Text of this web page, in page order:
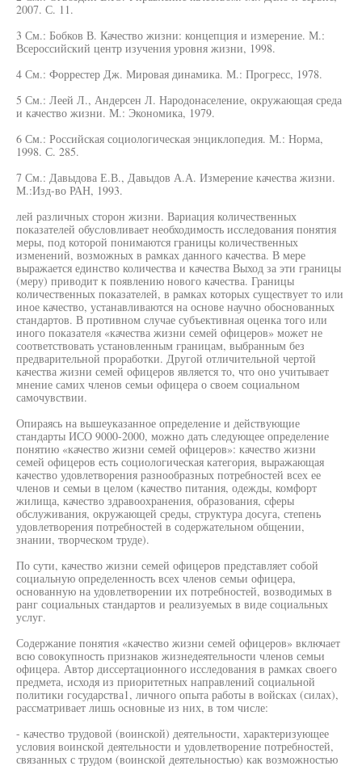
2007. С. 11.
3 См.: Бобков В. Качество жизни: концепция и измерение. М.:
Всероссийский центр изучения уровня жизни, 1998.
4 См.: Форрестер Дж. Мировая динамика. М.: Прогресс, 1978.
5 См.: Леей Л., Андерсен Л. Народонаселение, окружающая среда
и качество жизни. М.: Экономика, 1979.
6 См.: Российская социологическая энциклопедия. М.: Норма,
1998. С. 285.
7 См.: Давыдова Е.В., Давыдов А.А. Измерение качества жизни.
М.:Изд-во РАН, 1993.
лей различных сторон жизни. Вариация количественных
показателей обусловливает необходимость исследования понятия
меры, под которой понимаются границы количественных
изменений, возможных в рамках данного качества. В мере
выражается единство количества и качества Выход за эти границы
(меру) приводит к появлению нового качества. Границы
количественных показателей, в рамках которых существует то или
иное качество, устанавливаются на основе научно обоснованных
стандартов. В противном случае субъективная оценка того или
иного показателя «качества жизни семей офицеров» может не
соответствовать установленным границам, выбранным без
предварительной проработки. Другой отличительной чертой
качества жизни семей офицеров является то, что оно учитывает
мнение самих членов семьи офицера о своем социальном
самочувствии.
Опираясь на вышеуказанное определение и действующие
стандарты ИСО 9000-2000, можно дать следующее определение
понятию «качество жизни семей офицеров»: качество жизни
семей офицеров есть социологическая категория, выражающая
качество удовлетворения разнообразных потребностей всех ее
членов и семьи в целом (качество питания, одежды, комфорт
жилища, качество здравоохранения, образования, сферы
обслуживания, окружающей среды, структура досуга, степень
удовлетворения потребностей в содержательном общении,
знании, творческом труде).
По сути, качество жизни семей офицеров представляет собой
социальную определенность всех членов семьи офицера,
основанную на удовлетворении их потребностей, возводимых в
ранг социальных стандартов и реализуемых в виде социальных
услуг.
Содержание понятия «качество жизни семей офицеров» включает
всю совокупность признаков жизнедеятельности членов семьи
офицера. Автор диссертационного исследования в рамках своего
предмета, исходя из приоритетных направлений социальной
политики государства1, личного опыта работы в войсках (силах),
рассматривает лишь основные из них, в том числе:
- качество трудовой (воинской) деятельности, характеризующее
условия воинской деятельности и удовлетворение потребностей,
связанных с трудом (воинской деятельностью) как возможностью